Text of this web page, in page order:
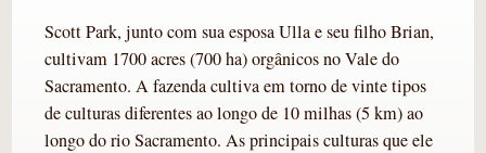
Scott Park, junto com sua esposa Ulla e seu filho Brian,
cultivam 1700 acres (700 ha) orgânicos no Vale do
Sacramento. A fazenda cultiva em torno de vinte tipos
de culturas diferentes ao longo de 10 milhas (5 km) ao
longo do rio Sacramento. As principais culturas que ele